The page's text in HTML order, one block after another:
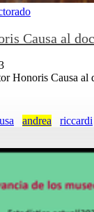
Causa al
Honoris Causa al
andrea riccardi